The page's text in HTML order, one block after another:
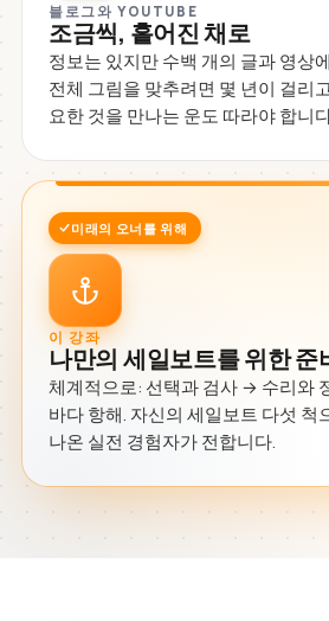
블로그와 YOUTUBE
조금씩, 흩어진 채로
정보는 있지만 수백 개의 글과 영상
전체 그림을 맞추려면 몇 년이 걸리
요한 것을 만나는 운도 따라야 합니
미래의 오너를 위해
이 강좌
나만의 세일보트를 위한 준
체계적으로: 선택과 검사 → 수리와
바다 항해. 자신의 세일보트 다섯 척
나온 실전 경험자가 전합니다.